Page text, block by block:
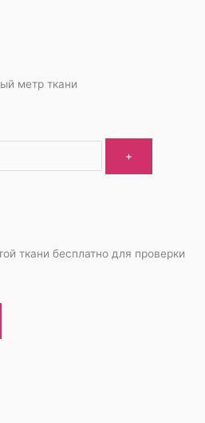
метр ткани
+
ткани бесплатно для проверки